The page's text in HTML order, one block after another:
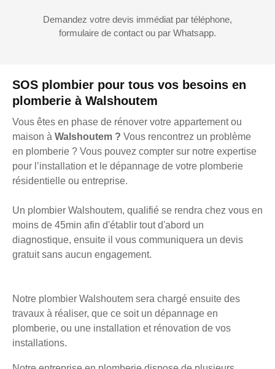
SOS plombier pour tous vos besoins en
plomberie à Walshoutem
Vous êtes en phase de rénover votre appartement ou
maison à Walshoutem ? Vous rencontrez un problème
en plomberie ? Vous pouvez compter sur notre expertise
pour l’installation et le dépannage de votre plomberie
résidentielle ou entreprise.
Un plombier Walshoutem, qualifié se rendra chez vous en
moins de 45min afin d'établir tout d'abord un
diagnostique, ensuite il vous communiquera un devis
gratuit sans aucun engagement.
Notre plombier Walshoutem sera chargé ensuite des
travaux à réaliser, que ce soit un dépannage en
plomberie, ou une installation et rénovation de vos
installations.
Demandez votre devis immédiat par téléphone,
formulaire de contact ou par Whatsapp.